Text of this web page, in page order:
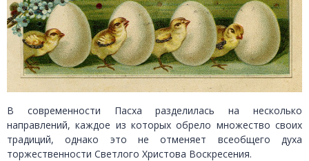
В современности Пасха разделилась на несколько
направлений, каждое из которых обрело множество своих
традиций, однако это не отменяет всеобщего духа
торжественности Светлого Христова Воскресения.